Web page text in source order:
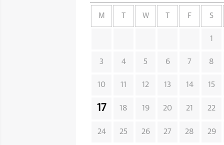
M W F S
1
3 4 5 6 7 8
10 11 12 13 14 15
17 18 19 20 21 22
24 25 26 27 28 29